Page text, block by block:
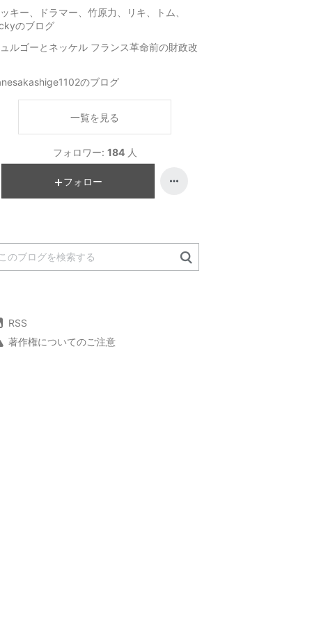
キー、ドラマー、竹原力、リキ、トム、
のブログ
ルゴーとネッケル フランス革命前の財政改
のブログ
一覧を見る
フォロワー: 184 人
フォロー
RSS
著作権についてのご注意